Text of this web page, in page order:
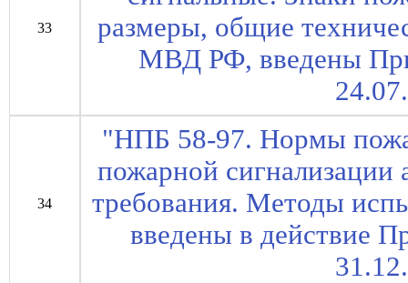
33
размеры, общие
МВД РФ, введены
34
"НПБ 58-97. Нормы
пожарной
требования. Методы
введены в действие